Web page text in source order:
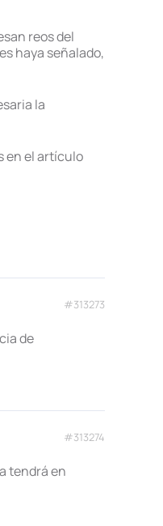
reos del
haya señalado,
la
en el artículo
#313273
de
#313274
tendrá en